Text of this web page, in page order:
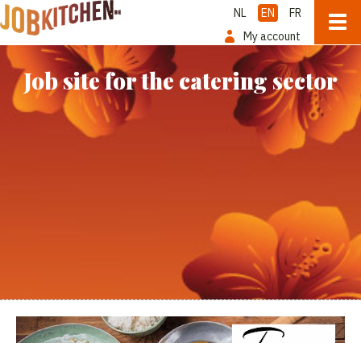
NL EN
FR
My account
Job site for the catering sector